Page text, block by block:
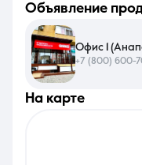
на карте
объявление
Офис 1
+7 (800) 600-